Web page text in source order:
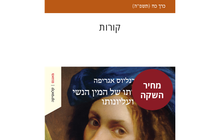
קורות
מחיר
השקה
היינריך קורנליוס אגריפה
אבנר בן-זקן
נתן רון